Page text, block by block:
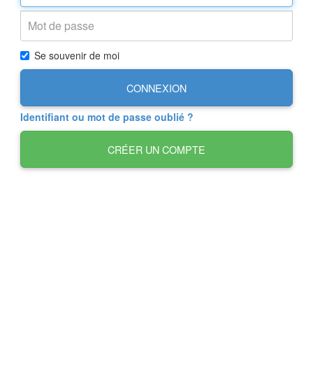
Se souvenir de moi
CONNEXION
Identifiant ou mot de passe oublié ?
CRÉER UN COMPTE